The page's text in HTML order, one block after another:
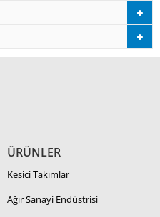
ÜRÜNLER
Kesici Takımlar
Ağır Sanayi Endüstrisi